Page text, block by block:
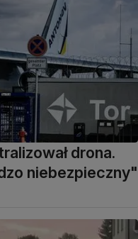
drona.
niebezpieczny"